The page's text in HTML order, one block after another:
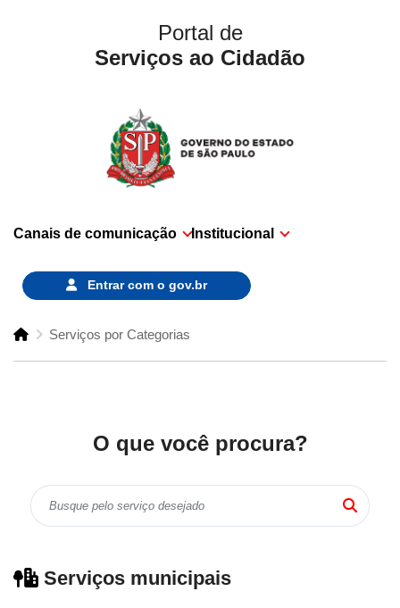
Portal de
Serviços ao Cidadão
Canais de comunicação Institucional
Entrar com o gov.br
Serviços por Categorias
O que você procura?
Serviços municipais